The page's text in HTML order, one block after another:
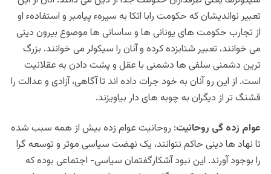
تعبیر نواندیشان که حکومت رابا اتکا به سیرهء پیامبر و استفادهء او
از تجارب حکومت های یونانی ها و ساسانی ها موصوع بیرون دینی
می خوانند، تعبیر شتابزده کرده و آنان را سیکولر می خوانند. بزرگ
ترین دشمنی سلفی ها دشمنی با عقل و پشت دادن به عقلانیت
است. از این رو آنان به خود جرات داده اند تا آگاهی، آزادی و عدالت را
قشنگ تر از دیگران به چوبه های دار بیاویزند.
عوام زده گی روحانیت: روحانیت عوام زده بیش از همه سبب شده
تا نهاد ها دینی حاکم نتوانند، یک نهضت سیاسی موثر و توسعه گرا
را بوجود آورند. این نبود آشکارگفتمان سیاسی- اجتماعی بوده که